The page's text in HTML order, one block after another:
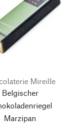
Mireille
Belgischer
Marzipan